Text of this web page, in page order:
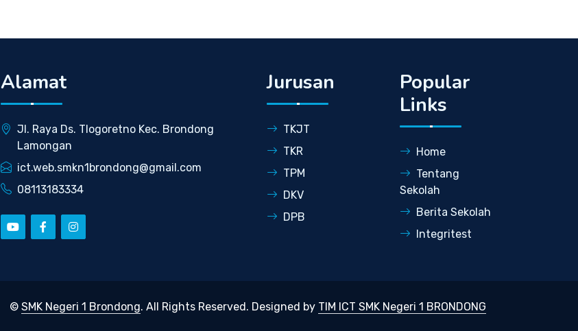
Alamat
Jl. Raya Ds. Tlogoretno Kec. Brondong
Lamongan
ict.web.smkn1brondong@gmail.com
08113183334
Jurusan
TKJT
TKR
TPM
DKV
DPB
Popular
Links
Home
Tentang
Sekolah
Berita Sekolah
Integritest
© SMK Negeri 1 Brondong. All Rights Reserved. Designed by TIM ICT SMK Negeri 1 BRONDONG